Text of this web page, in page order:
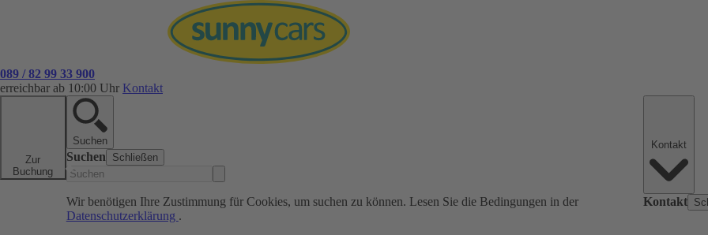
089 / 82 99 33 900
erreichbar ab 10:00 Uhr Kontakt
Zur
Buchung
Suchen
Suchen Schließen
Wir benötigen Ihre Zustimmung für Cookies, um suchen zu können. Lesen Sie die Bedingungen in der
Datenschutzerklärung .
Kontakt